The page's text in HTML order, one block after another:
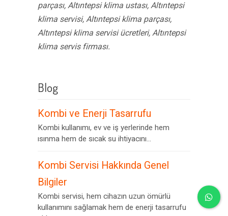
parçası, Altıntepsi klima ustası, Altıntepsi
klima servisi, Altıntepsi klima parçası,
Altıntepsi klima servisi ücretleri, Altıntepsi
klima servis firması.
Blog
Kombi ve Enerji Tasarrufu
Kombi kullanımı, ev ve iş yerlerinde hem
ısınma hem de sıcak su ihtiyacını...
Kombi Servisi Hakkında Genel
Bilgiler
Kombi servisi, hem cihazın uzun ömürlü
kullanımını sağlamak hem de enerji tasarrufu